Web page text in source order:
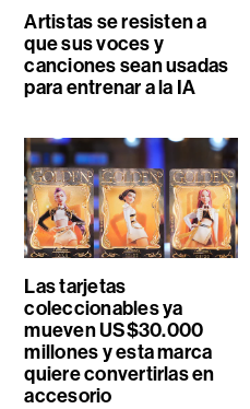
Artistas se resisten a
que sus voces y
canciones sean usadas
para entrenar a la IA
Las tarjetas
coleccionables ya
mueven US$30.000
millones y esta marca
quiere convertirlas en
accesorio